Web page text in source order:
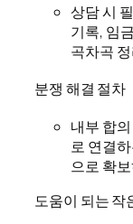
상담 시
기록, 임
곡차곡
분쟁 해결 절차
내부 합
로 연결
으로 확
도움이 되는 작